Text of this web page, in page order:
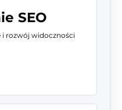
SEO
i rozwój widoczności